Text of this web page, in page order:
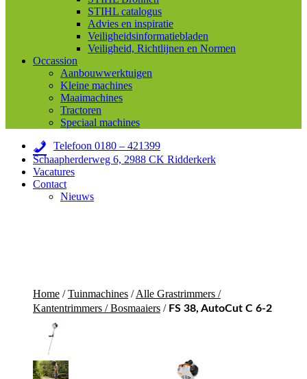
STIHL catalogus
Advies en inspiratie
Veiligheidsinformatiebladen
Veiligheid, Richtlijnen en Normen
Occassion
Aanbouwwerktuigen
Kleine machines
Maaimachines
Tractoren
Speciaal machines
Telefoon 0180 – 421399
Schaapherderweg 6, 2988 CK Ridderkerk
Vacatures
Contact
Nieuws
Home /Tuinmachines /Alle Grastrimmers /
Kantentrimmers / Bosmaaiers / FS 38, AutoCut C 6-2